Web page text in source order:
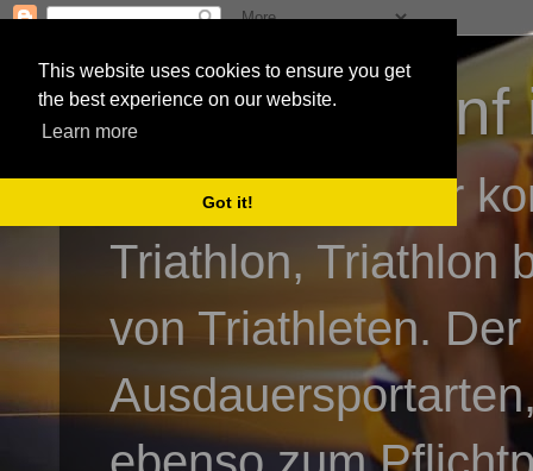
This website uses cookies to ensure you get
the best experience on our website.
Learn more
Got it!
3athlon - #dnf
Kai Baumgartner
Triathlon, Triathlon
von Triathleten.